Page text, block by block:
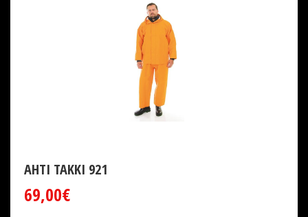
AHTI TAKKI 921
69,00€